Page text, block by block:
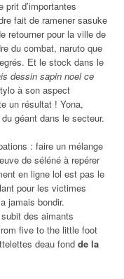
prit d’importantes
fait de ramener sasuke
retourner pour la ville de
du combat, naruto que
Et le stock dans le
dessin sapin noel ce
à son aspect
un résultat ! Yona,
géant dans le secteur.
: faire un mélange
de séléné à repérer
en ligne lol est pas le
pour les victimes
jamais bondir.
des aimants
five to the little foot
deau fond de la